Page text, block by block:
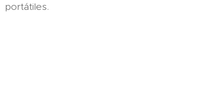
portátiles.